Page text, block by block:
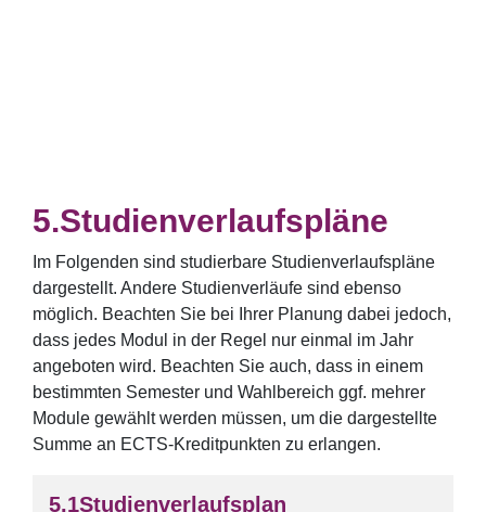
Studienverlaufspläne
Im Folgenden sind studierbare Studienverlaufspläne
dargestellt. Andere Studienverläufe sind ebenso
möglich. Beachten Sie bei Ihrer Planung dabei jedoch,
dass jedes Modul in der Regel nur einmal im Jahr
angeboten wird. Beachten Sie auch, dass in einem
bestimmten Semester und Wahlbereich ggf. mehrer
Module gewählt werden müssen, um die dargestellte
Summe an ECTS-Kreditpunkten zu erlangen.
Studienverlaufsplan